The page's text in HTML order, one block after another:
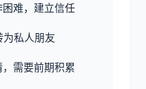
难，建立信任
私人朋友
需要前期积累